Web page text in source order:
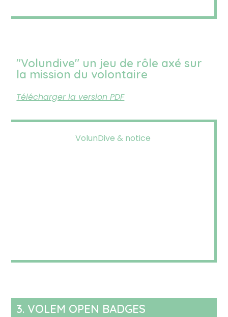
"Volundive" un jeu de rôle axé sur
la mission du volontaire
Télécharger la version PDF
VolunDive & notice
3. VOLEM OPEN BADGES